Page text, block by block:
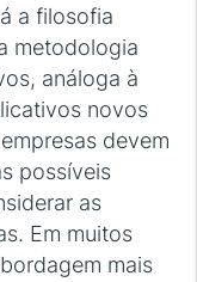
a filosofia
metodologia
análoga à
novos
devem
possíveis
as
Em muitos
mais